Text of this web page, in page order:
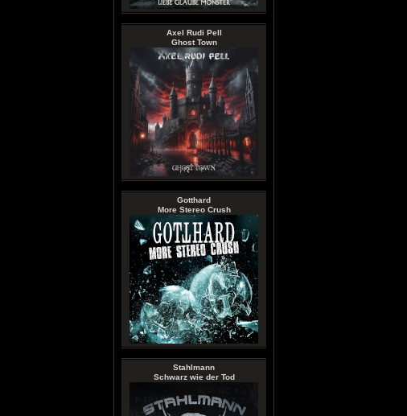
Axel Rudi Pell
Ghost Town
Gotthard
More Stereo Crush
Stahlmann
Schwarz wie der Tod